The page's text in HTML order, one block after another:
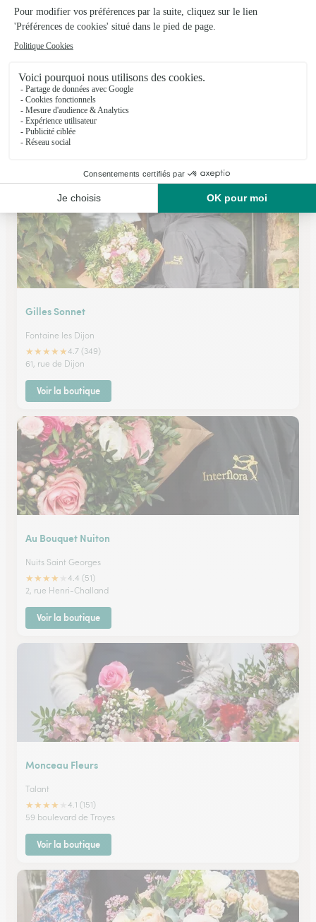
Fleuridees
Pontailler Sur Saone
★★★★★3.9 (35)
42, rue du 8 Mai 1945
Gilles Sonnet
Fontaine les Dijon
★★★★★4.7 (349)
61, rue de Dijon
Voir la boutique
Au Bouquet Nuiton
Nuits Saint Georges
★★★★
4.4 (51)
2, rue Henri-Challand
Voir la boutique
Monceau Fleurs
Talant
★★★★
4.1 (151)
59 boulevard de Troyes
Voir la boutique